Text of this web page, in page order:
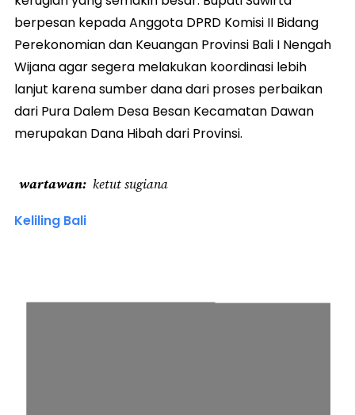
berpesan kepada Anggota DPRD Komisi II Bidang
Perekonomian dan Keuangan Provinsi Bali I Nengah
Wijana agar segera melakukan koordinasi lebih
lanjut karena sumber dana dari proses perbaikan
dari Pura Dalem Desa Besan Kecamatan Dawan
merupakan Dana Hibah dari Provinsi.
wartawan ketut sugiana
Keliling Bali